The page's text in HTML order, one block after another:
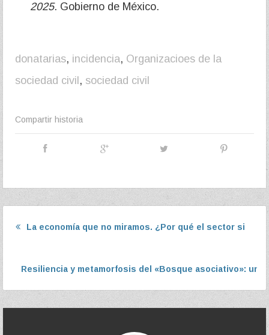
2025. Gobierno de México.
donatarias, incidencia, Organizacioes de la
sociedad civil , sociedad civil
Compartir historia
La economía que no miramos. ¿Por qué el sector sin
Resiliencia y metamorfosis del «Bosque asociativo»: un